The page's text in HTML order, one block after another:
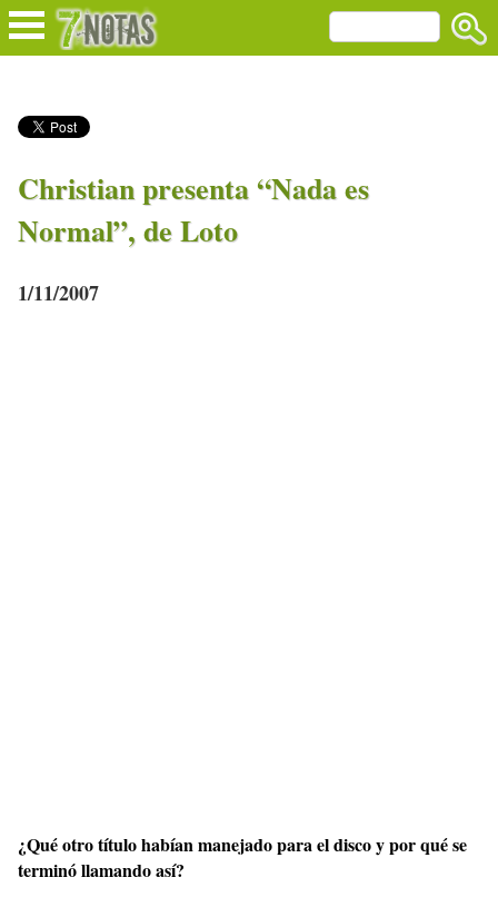
Christian presenta “Nada es
Normal”, de Loto
1/11/2007
¿Qué otro título habían manejado para el disco y por qué se
terminó llamando así?